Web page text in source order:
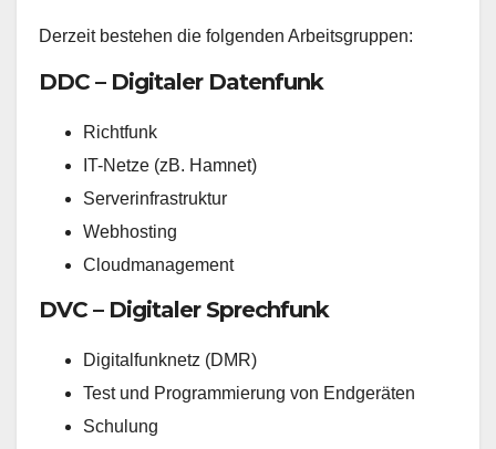
Derzeit bestehen die folgenden Arbeitsgruppen:
DDC – Digitaler Datenfunk
Richtfunk
IT-Netze (zB. Hamnet)
Serverinfrastruktur
Webhosting
Cloudmanagement
DVC – Digitaler Sprechfunk
Digitalfunknetz (DMR)
Test und Programmierung von Endgeräten
Schulung